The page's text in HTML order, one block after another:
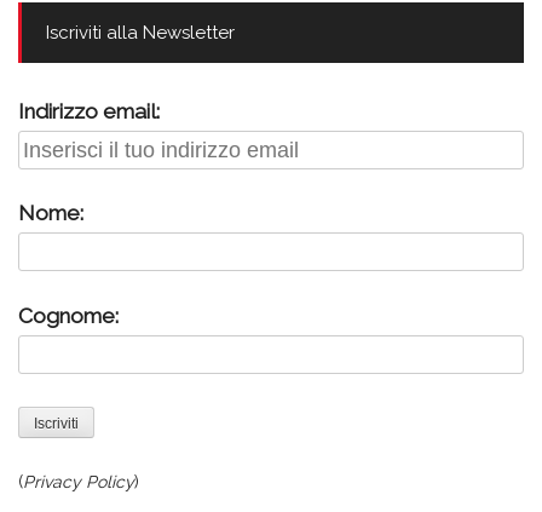
Iscriviti alla Newsletter
Indirizzo email:
Nome:
Cognome:
(Privacy Policy)